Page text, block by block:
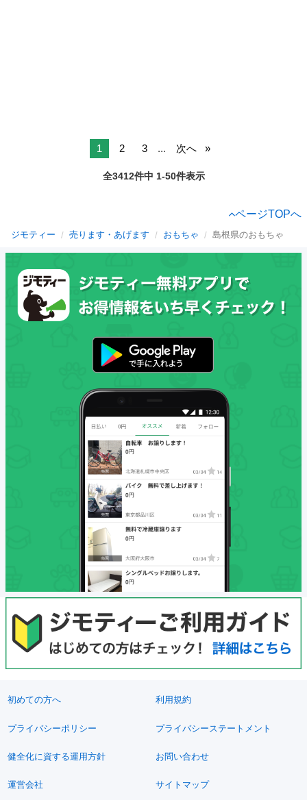
1 2 3 ... 次へ
全3412件中 1-50件表示
ページTOPへ
ジモティー 売ります・あげます おもちゃ 島根県のおもちゃ
初めての方へ 利用規約
プライバシーポリシー プライバシーステートメント
健全化に資する運用方針 お問い合わせ
運営会社 サイトマップ